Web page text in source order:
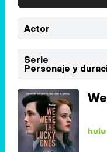
Actor
Serie
Personaje y